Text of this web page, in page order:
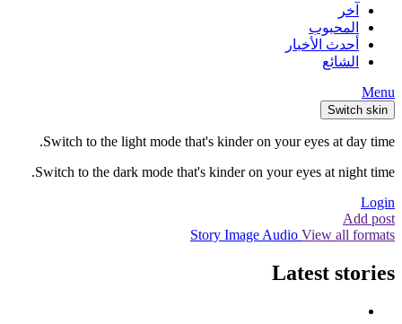
آخر
المحبوب
أحدث الأخبار
الشائع
Menu
Switch skin
Switch to the light mode that's kinder on your eyes at day time.
Switch to the dark mode that's kinder on your eyes at night time.
Login
Add post
Story Image Audio View all formats
Latest stories